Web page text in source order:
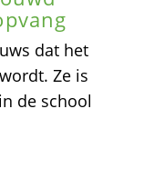
dat het
Ze is
de school